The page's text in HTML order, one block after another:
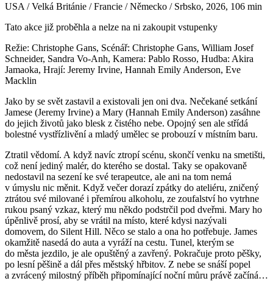
USA / Velká Británie / Francie / Německo / Srbsko, 2026, 106 min
Tato akce již proběhla a nelze na ni zakoupit vstupenky
Režie: Christophe Gans, Scénář: Christophe Gans, William Josef
Schneider, Sandra Vo-Anh, Kamera: Pablo Rosso, Hudba: Akira
Jamaoka, Hrají: Jeremy Irvine, Hannah Emily Anderson, Eve
Macklin
Jako by se svět zastavil a existovali jen oni dva. Nečekané setkání
Jamese (Jeremy Irvine) a Mary (Hannah Emily Anderson) zasáhne
do jejich životů jako blesk z čistého nebe. Opojný sen ale střídá
bolestné vystřízlivění a mladý umělec se probouzí v místním baru.
Ztratil vědomí. A když navíc ztropí scénu, skončí venku na smetišti,
což není jediný malér, do kterého se dostal. Taky se opakovaně
nedostavil na sezení ke své terapeutce, ale ani na tom nemá
v úmyslu nic měnit. Když večer dorazí zpátky do ateliéru, zničený
ztrátou své milované i přemírou alkoholu, ze zoufalství ho vytrhne
rukou psaný vzkaz, který mu někdo podstrčil pod dveřmi. Mary ho
úpěnlivě prosí, aby se vrátil na místo, které kdysi nazývali
domovem, do Silent Hill. Něco se stalo a ona ho potřebuje. James
okamžitě nasedá do auta a vyráží na cestu. Tunel, kterým se
do města jezdilo, je ale opuštěný a zavřený. Pokračuje proto pěšky,
po lesní pěšině a dál přes městský hřbitov. Z nebe se snáší popel
a zvrácený milostný příběh připomínající noční můru právě začíná…